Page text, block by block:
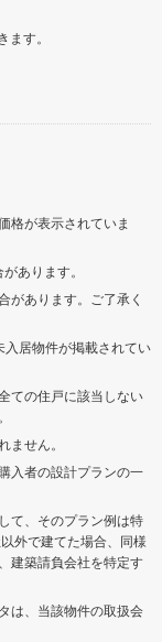
す。
格が表示されていま
あります。
があります。ご了承く
入居物件が掲載されてい
ての住戸に該当しない
ません。
入者の設計プランの一
て、そのプラン例は特
外で建てた場合、同様
建築請負会社を特定す
は、当該物件の取扱会